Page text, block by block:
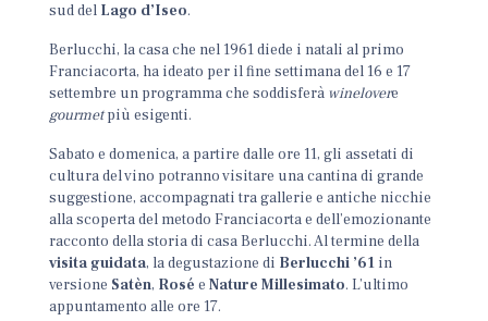
sud del Lago d’Iseo.
Berlucchi, la casa che nel 1961 diede i natali al primo
Franciacorta, ha ideato per il fine settimana del 16 e 17
settembre un programma che soddisferà winelovere
gourmetpiù esigenti.
Sabato e domenica, a partire dalle ore 11, gli assetati di
cultura del vino potranno visitare una cantina di grande
suggestione, accompagnati tra gallerie e antiche nicchie
alla scoperta del metodo Franciacorta e dell’emozionante
racconto della storia di casa Berlucchi. Al termine della
visita guidata, la degustazione di Berlucchi ’61 in
versione Satèn, Rosé eNature Millesimato. L’ultimo
appuntamento alle ore 17.